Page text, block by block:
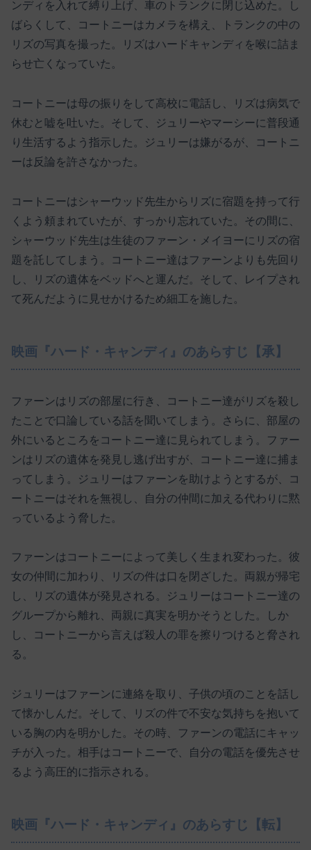
ンディを入れて縛り上げ、車のトランクに閉じ込めた。し
ばらくして、コートニーはカメラを構え、トランクの中の
リズの写真を撮った。リズはハードキャンディを喉に詰ま
らせ亡くなっていた。
コートニーは母の振りをして高校に電話し、リズは病気で
休むと嘘を吐いた。そして、ジュリーやマーシーに普段通
り生活するよう指示した。ジュリーは嫌がるが、コートニ
ーは反論を許さなかった。
コートニーはシャーウッド先生からリズに宿題を持って行
くよう頼まれていたが、すっかり忘れていた。その間に、
シャーウッド先生は生徒のファーン・メイヨーにリズの宿
題を託してしまう。コートニー達はファーンよりも先回り
し、リズの遺体をベッドへと運んだ。そして、レイプされ
て死んだように見せかけるため細工を施した。
映画『ハード・キャンディ』のあらすじ【承】
ファーンはリズの部屋に行き、コートニー達がリズを殺し
たことで口論している話を聞いてしまう。さらに、部屋の
外にいるところをコートニー達に見られてしまう。ファー
ンはリズの遺体を発見し逃げ出すが、コートニー達に捕ま
ってしまう。ジュリーはファーンを助けようとするが、コ
ートニーはそれを無視し、自分の仲間に加える代わりに黙
っているよう脅した。
ファーンはコートニーによって美しく生まれ変わった。彼
女の仲間に加わり、リズの件は口を閉ざした。両親が帰宅
し、リズの遺体が発見される。ジュリーはコートニー達の
グループから離れ、両親に真実を明かそうとした。しか
し、コートニーから言えば殺人の罪を擦りつけると脅され
る。
ジュリーはファーンに連絡を取り、子供の頃のことを話し
て懐かしんだ。そして、リズの件で不安な気持ちを抱いて
いる胸の内を明かした。その時、ファーンの電話にキャッ
チが入った。相手はコートニーで、自分の電話を優先させ
るよう高圧的に指示される。
映画『ハード・キャンディ』のあらすじ【転】